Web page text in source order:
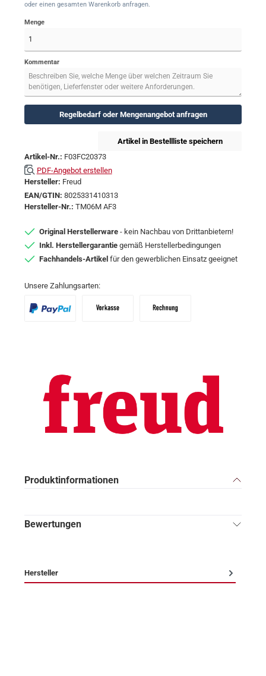
oder einen gesamten Warenkorb anfragen.
Menge
Kommentar
Regelbedarf oder Mengenangebot anfragen
Artikel in Bestellliste speichern
Artikel-Nr.: F03FC20373
PDF-Angebot erstellen
Hersteller: Freud
EAN/GTIN: 8025331410313
Hersteller-Nr.: TM06M AF3
Original Herstellerware - kein Nachbau von Drittanbietern!
Inkl. Herstellergarantie gemäß Herstellerbedingungen
Fachhandels-Artikel für den gewerblichen Einsatz geeignet
Unsere Zahlungsarten:
Produktinformationen
Bewertungen
Hersteller